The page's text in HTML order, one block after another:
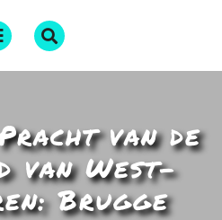
Menu
openen
van de
van West-
Brugge